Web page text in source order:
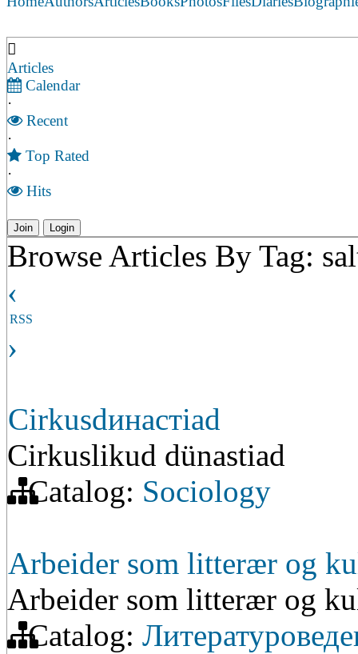
Articles
Calendar
·
Recent
·
Top Rated
·
Hits
Join Login
Browse Articles By Tag:
‹
RSS
›
Cirkusdинастiad
Cirkuslikud dünastiad
Catalog: Sociology
Arbeider som litterær og
Arbeider som litterær og
Catalog: